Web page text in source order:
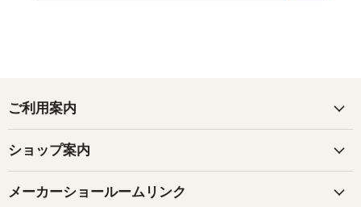
ご利用案内
ショップ案内
メーカーショールームリンク